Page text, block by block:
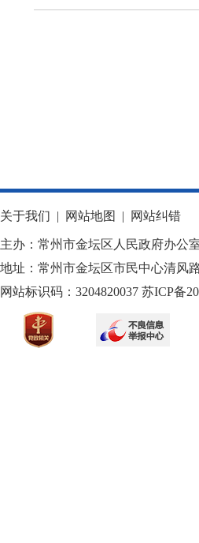
关于我们 | 网站地图 | 网站纠错
主办：常州市金坛区人民政府办公
地址：常州市金坛区市民中心清风
网站标识码：3204820037 苏ICP备